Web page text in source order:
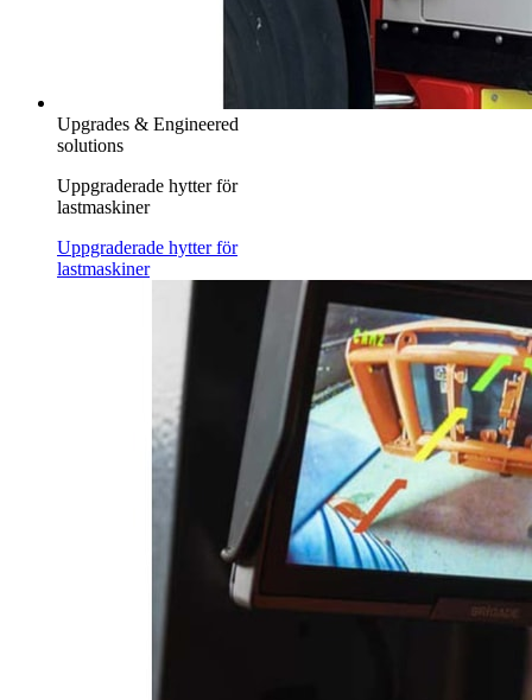
Upgrades & Engineered
solutions
Uppgraderade hytter för
lastmaskiner
Uppgraderade hytter för
lastmaskiner